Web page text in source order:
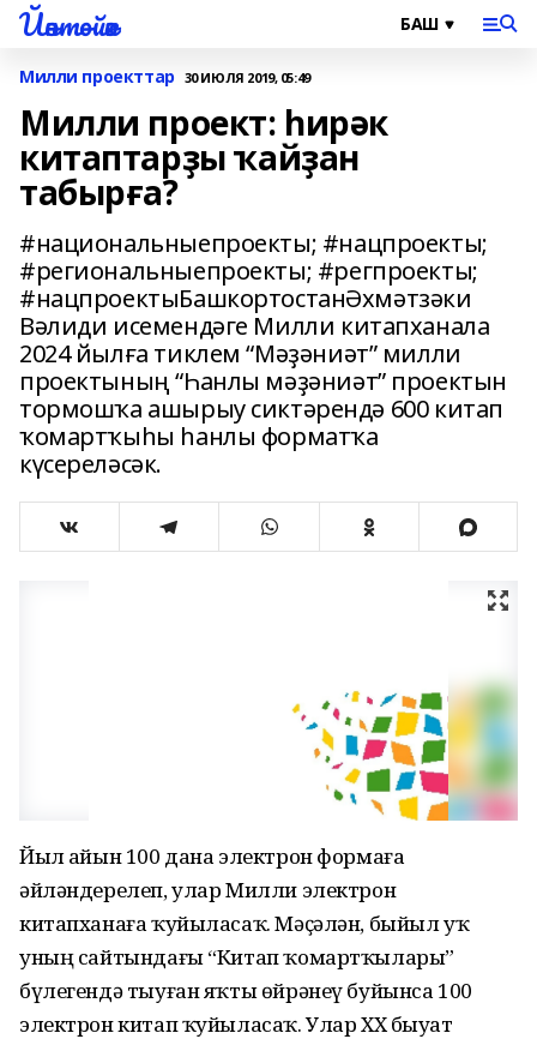
Йәнтөйәк
Милли проекттар 30 ИЮЛЯ 2019, 05:49
Милли проект: һирәк
китаптарҙы ҡайҙан
табырға?
#национальныепроекты; #нацпроекты;
#региональныепроекты; #регпроекты;
#нацпроектыБашкортостанӘхмәтзәки
Вәлиди исемендәге Милли китапханала
2024 йылға тиклем “Мәҙәниәт” милли
проектының “Һанлы мәҙәниәт” проектын
тормошҡа ашырыу сиктәрендә 600 китап
ҡомартҡыһы һанлы форматҡа
күсереләсәк.
Йыл һайын 100 дана электрон формаға
әйләндерелеп, улар Милли электрон
китапханаға ҡуйыласаҡ. Мәҫәлән, быйыл уҡ
уның сайтындағы “Китап ҡомартҡылары”
бүлегендә тыуған яҡты өйрәнеү буйынса 100
электрон китап ҡуйыласаҡ. Улар XX быуат